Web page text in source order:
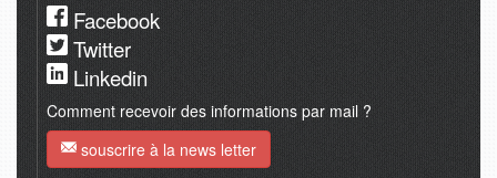
Facebook
Twitter
Linkedin
Comment recevoir des informations par mail ?
souscrire à la news letter